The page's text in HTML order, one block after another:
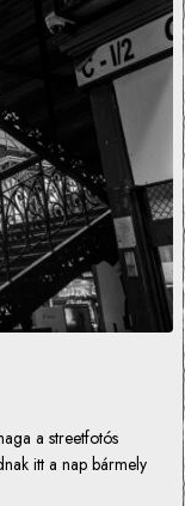
a streetfotós
itt a nap bármely